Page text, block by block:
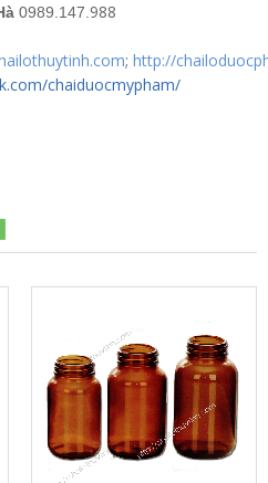
0989.147.988
; http://
chaiduocmypham/